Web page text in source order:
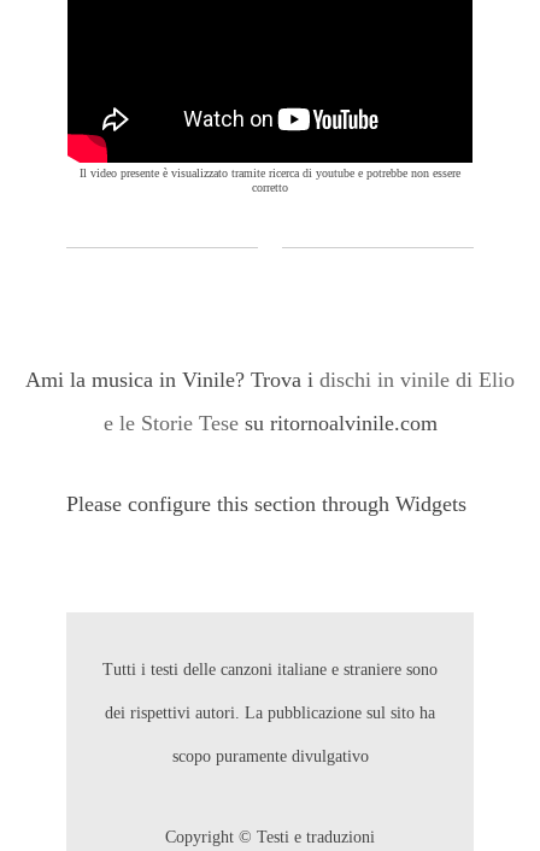
Il video presente è visualizzato tramite ricerca di youtube e potrebbe non essere
corretto
Ami la musica in Vinile? Trova i dischi in vinile di Elio
e le Storie Tese su ritornoalvinile.com
Please configure this section through Widgets
Tutti i testi delle canzoni italiane e straniere sono
dei rispettivi autori. La pubblicazione sul sito ha
scopo puramente divulgativo
Copyright © Testi e traduzioni